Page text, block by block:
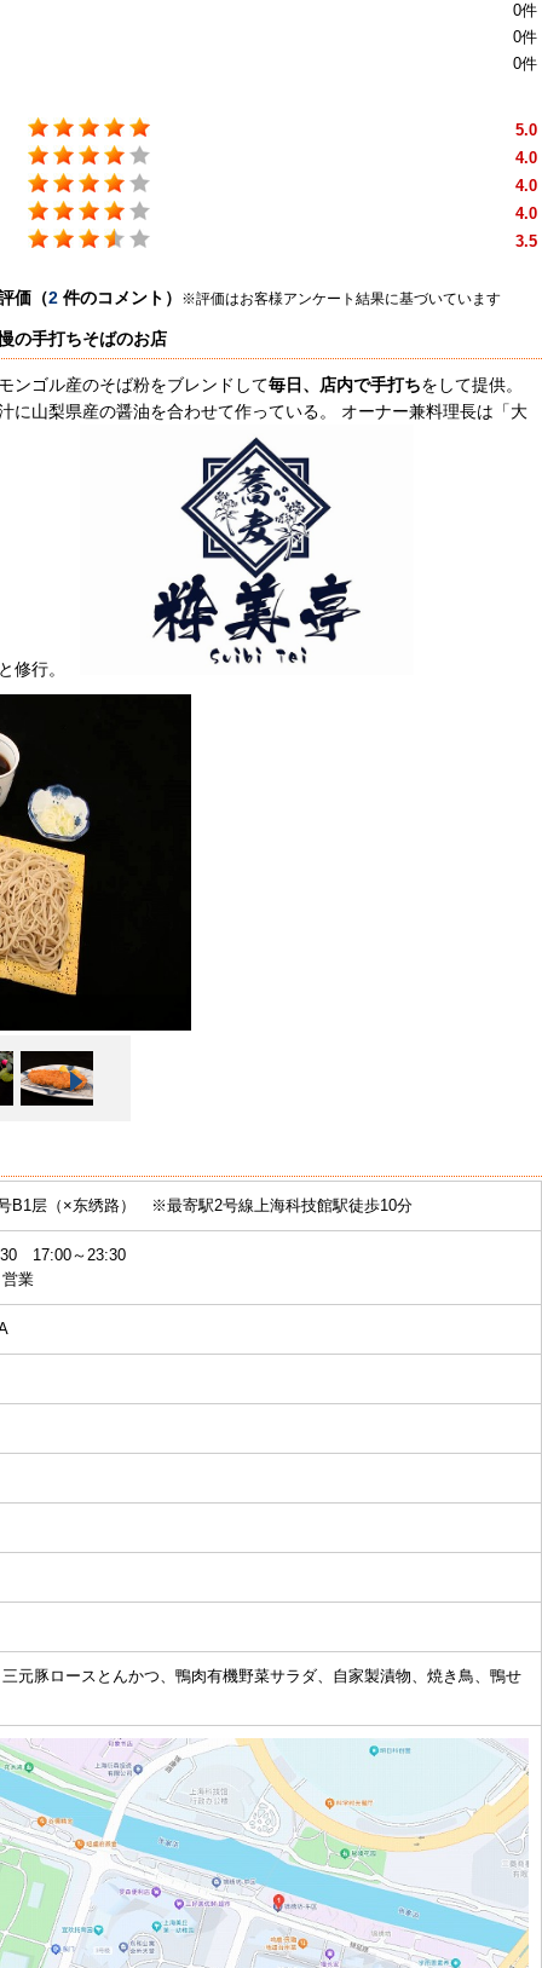
0件
0件
0件
5.0
4.0
4.0
4.0
3.5
価（2 件のコメント） ※評価はお客様アンケート結果に基づいています
の手打ちそばのお店
ンゴル産のそば粉をブレンドして毎日、店内で手打ちをして提供。
に山梨県産の醤油を合わせて作っている。 オーナー兼料理長は「大
修行。
B1层（×东绣路） ※最寄駅2号線上海科技館駅徒歩10分
17:00～23:30
業
元豚ロースとんかつ、鴨肉有機野菜サラダ、自家製漬物、焼き鳥、鴨せ